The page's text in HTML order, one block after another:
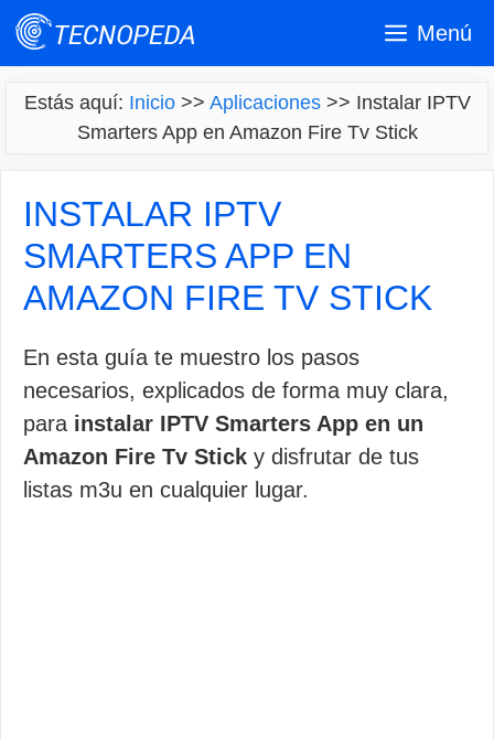
Saltar
Menú
Estás aquí: Inicio>> Aplicaciones>> Instalar IPTV
Smarters App en Amazon Fire Tv Stick
INSTALAR IPTV
SMARTERS APP EN
AMAZON FIRE TV STICK
En esta guía te muestro los pasos
necesarios, explicados de forma muy clara,
para instalar IPTV Smarters App en un
Amazon Fire Tv Stick y disfrutar de tus
listas m3u en cualquier lugar.